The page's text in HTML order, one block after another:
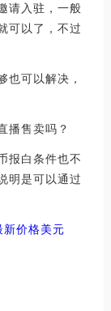
请入驻，一般
可以了，不过
也可以解决，
播售卖吗？
报白条件也不
明是可以通过
新价格美元